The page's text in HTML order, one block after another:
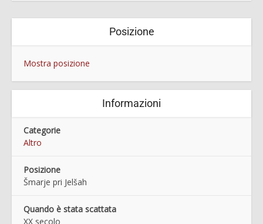
Posizione
Mostra posizione
Informazioni
Categorie
Altro
Posizione
Šmarje pri Jelšah
Quando è stata scattata
XX secolo